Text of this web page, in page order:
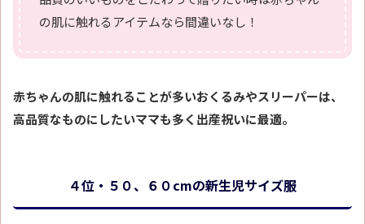
の肌に触れるアイテムなら間違いなし！
赤ちゃんの肌に触れることが多いおくるみやスリーパーは、
高品質なものにしたいママも多く出産祝いに最適。
４位・５０、６０cmの新生児サイズ服